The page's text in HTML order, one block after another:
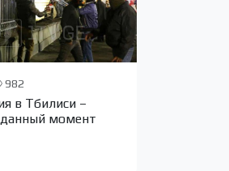
982
в Тбилиси –
данный момент